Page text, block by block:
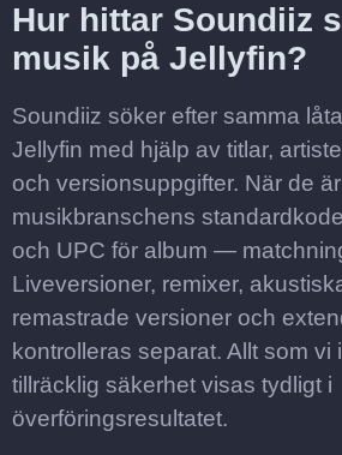
Hur hittar Soundiiz
musik på Jellyfin?
Soundiiz söker efter samma
Jellyfin med hjälp av titlar,
och versionsuppgifter. När de
musikbranschens
och UPC för album —
Liveversioner, remixer,
remastrade versioner och
kontrolleras separat. Allt som vi
tillräcklig säkerhet visas tydligt i
överföringsresultatet.